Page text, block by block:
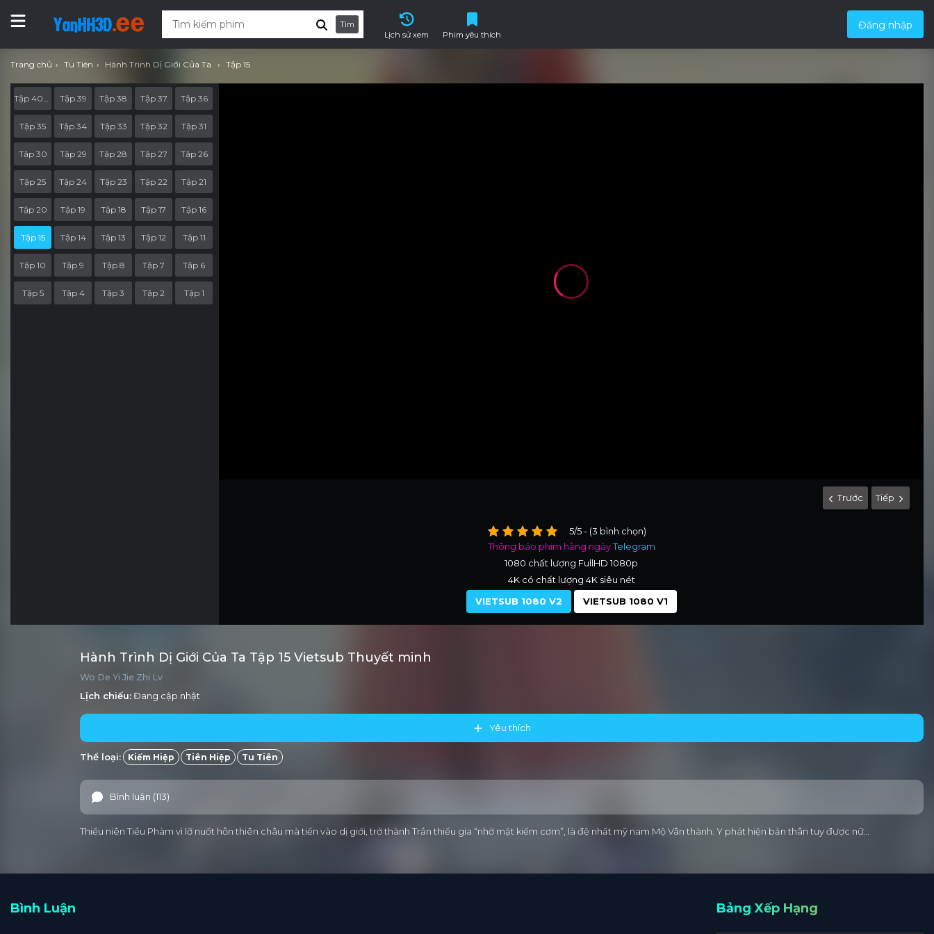
Tìm
Lịch sử xem
Phim yêu thích
Đăng nhập
Trang chủ Tu Tiên Hành Trình Dị Giới Của Ta Tập 15
Trước Tiếp
5/5 - (3 bình chọn)
Thông báo phim hằng ngàyTelegram
1080 chất lượng FullHD 1080p
4K có chất lượng 4K siêu nét
VIETSUB 1080 V2
VIETSUB 1080 V1
Tập 39 Tập 38 Tập 37 Tập 36
Tập 35 Tập 34 Tập 33 Tập 32 Tập 31
Tập 30 Tập 29 Tập 28 Tập 27 Tập 26
Tập 25 Tập 24 Tập 23 Tập 22 Tập 21
Tập 20 Tập 19 Tập 18 Tập 17 Tập 16
Tập 15 Tập 14 Tập 13 Tập 12 Tập 11
Tập 10 Tập 9 Tập 8 Tập 7 Tập 6
Tập 5 Tập 4 Tập 3 Tập 2 Tập 1
Hành Trình Dị Giới Của Ta Tập 15 Vietsub Thuyết minh
Wo De Yi Jie Zhi Lv
Lịch chiếu:Đang cập nhật
Yêu thích
Thể loại: Kiếm Hiệp Tiên Hiệp Tu Tiên
Bình luận (113)
Thiếu niên Tiểu Phàm vì lỡ nuốt hỗn thiên châu mà tiến vào dị giới, trở thành Trần thiếu gia “nhờ mặt kiếm cơm”, là đệ nhất mỹ nam Mộ Vân thành. Y phát hiện bản thân tuy được nữ…
Bình Luận Bảng Xếp Hạng